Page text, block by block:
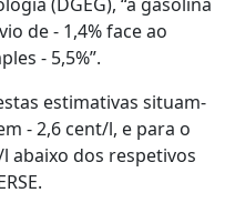
de - 1,4% face ao
- 5,5%”.
estimativas situam-
- 2,6 cent/l, e para o
abaixo dos respetivos